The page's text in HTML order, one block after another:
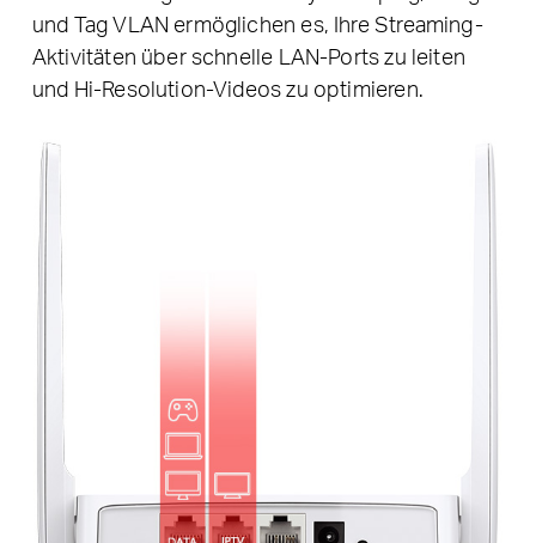
und Tag VLAN ermöglichen es, Ihre Streaming-
Aktivitäten über schnelle LAN-Ports zu leiten
und Hi-Resolution-Videos zu optimieren.